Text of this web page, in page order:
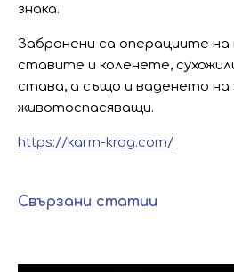
знака.
Забранени са операциите
ставите и коленете,
става, а също и ваденето на
животоспасяващи.
https://karm-krag.com/
Свързани статии